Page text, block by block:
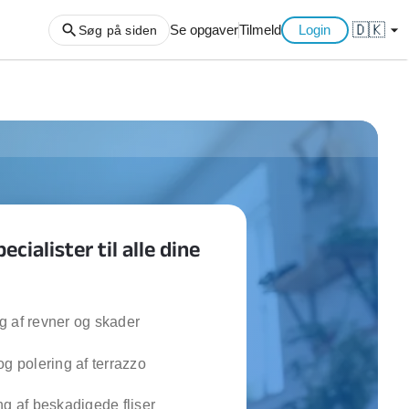
af køkken
Søg på siden Se opgaverTilmeld Login 🇩🇰 arrow_drop_down
til alle dine
af revner og skader
polering af terrazzo
af beskadigede fliser